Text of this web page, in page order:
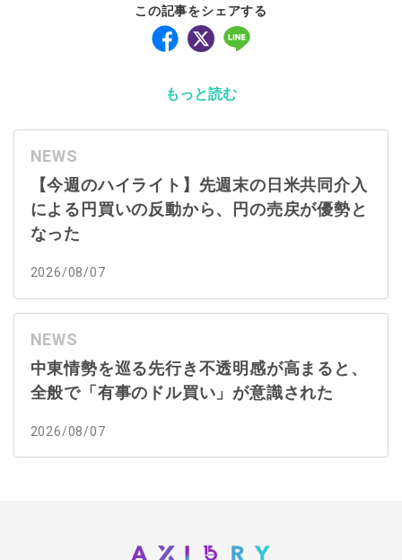
この記事をシェアする
もっと読む
NEWS
【今週のハイライト】先週末の日米共同介入
による円買いの反動から、円の売戻が優勢と
なった
2026/08/07
NEWS
中東情勢を巡る先行き不透明感が高まると、
全般で「有事のドル買い」が意識された
2026/08/07